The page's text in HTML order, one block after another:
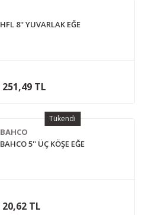
HFL 8'' YUVARLAK EĞE
251,49 TL
Tükendi
BAHCO
BAHCO 5'' ÜÇ KÖŞE EĞE
20,62 TL